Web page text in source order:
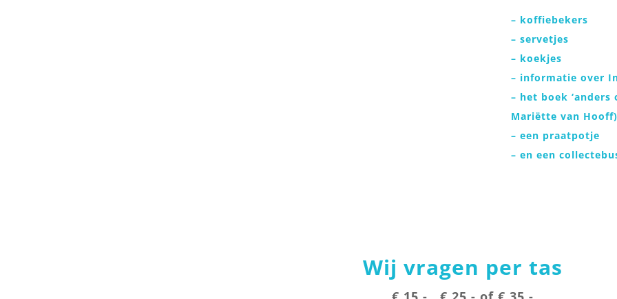
– koffiebekers
– servetjes
– koekjes
– informatie over
– het boek
Mariëtte van Hooff)
– een praatpotje
– en een
Wij vragen per tas